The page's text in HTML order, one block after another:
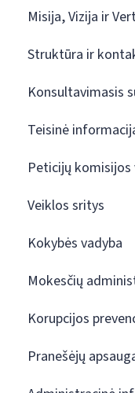
Misija, Vizija ir
Struktūra ir
Konsultavimasis
Teisinė
Peticijų komisijos
Veiklos sritys
Kokybės vadyba
Mokesčių
Korupcijos
Pranešėjų